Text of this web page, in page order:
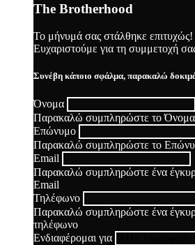
The Brotherhood
Το μήνυμά σας στάλθηκε επιτυχώς!
Ευχαριστούμε για τη συμμετοχή
Συνέβη κάποιο σφάλμα, παρακαλώ
Όνομα
Παρακαλώ συμπληρώστε το Όνομα
Επώνυμο
Παρακαλώ συμπληρώστε το
Email
Παρακαλώ συμπληρώστε ένα
Email
Τηλέφωνο
Παρακαλώ συμπληρώστε ένα
τηλέφωνο
Ενδιαφέρομαι για